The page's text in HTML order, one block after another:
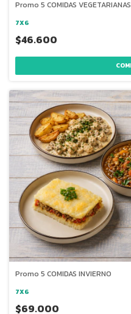
Promo 5 COMIDAS VEGETARIANAS
7X6
$46.600
Promo 5 COMIDAS INVIERNO
7X6
$69.000